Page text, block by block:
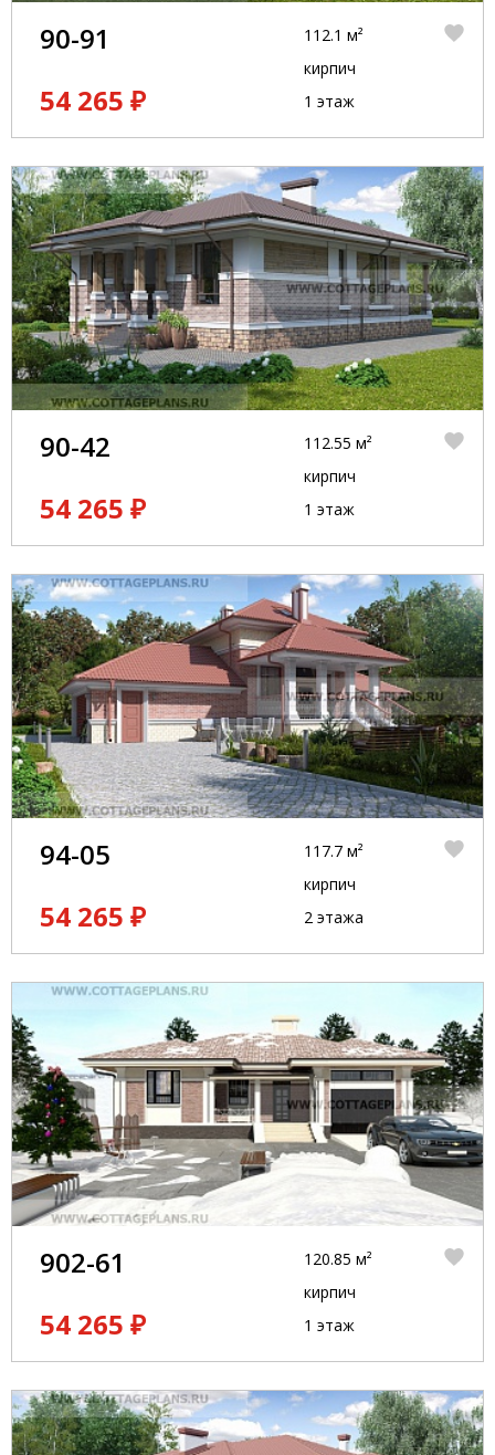
90-91
54 265 ₽
112.1 м²
кирпич
1 этаж
90-42
54 265 ₽
112.55 м²
кирпич
1 этаж
94-05
54 265 ₽
117.7 м²
кирпич
2 этажа
902-61
54 265 ₽
120.85 м²
кирпич
1 этаж